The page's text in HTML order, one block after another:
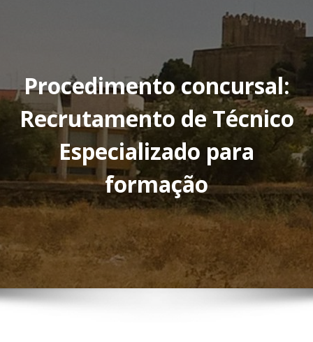
Procedimento concursal:
Recrutamento de Técnico
Especializado para
formação